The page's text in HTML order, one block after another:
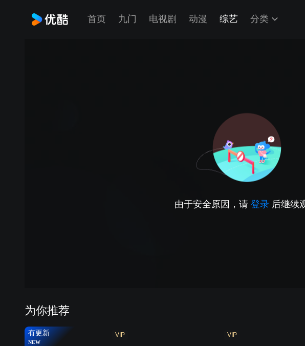
首页 九门 电视剧 动漫 综艺 分类
由于安全原因，请 登录 后继续
为你推荐
VIP
有更新
NEW
VIP